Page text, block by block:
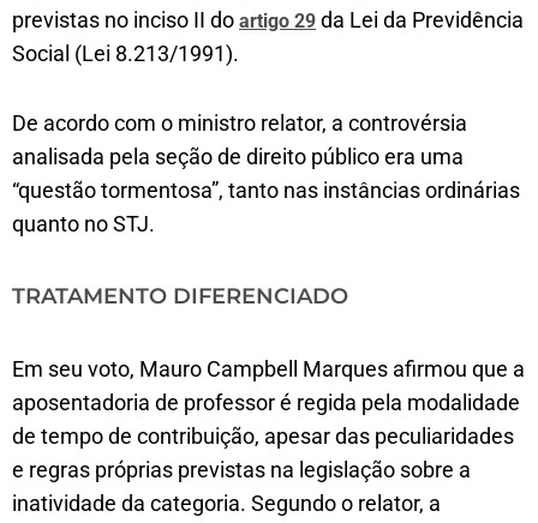
previstas no inciso II do artigo 29 da Lei da Previdência
Social (Lei 8.213/1991).
De acordo com o ministro relator, a controvérsia
analisada pela seção de direito público era uma
“questão tormentosa”, tanto nas instâncias ordinárias
quanto no STJ.
TRATAMENTO DIFERENCIADO
Em seu voto, Mauro Campbell Marques afirmou que a
aposentadoria de professor é regida pela modalidade
de tempo de contribuição, apesar das peculiaridades
e regras próprias previstas na legislação sobre a
inatividade da categoria. Segundo o relator, a